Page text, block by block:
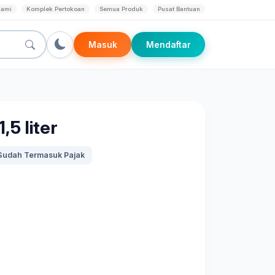
Komplek Pertokoan Semua Produk Pusat Bantuan
Masuk Mendaftar
liter
Termasuk Pajak